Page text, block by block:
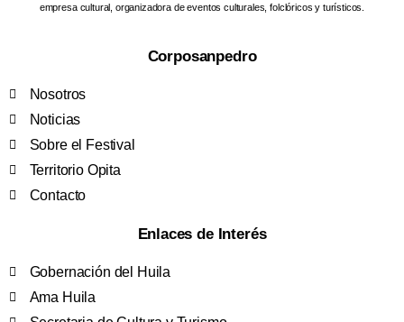
empresa cultural, organizadora de eventos culturales, folclóricos y turísticos.
Corposanpedro
Nosotros
Noticias
Sobre el Festival
Territorio Opita
Contacto
Enlaces de Interés
Gobernación del Huila
Ama Huila